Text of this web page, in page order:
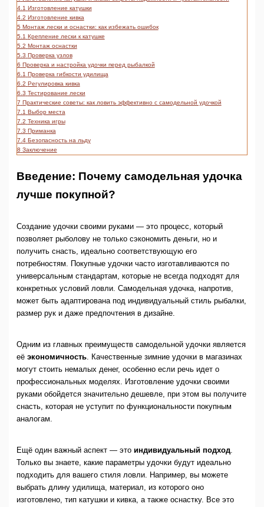
4.1 Изготовление катушки
4.2 Изготовление кивка
5 Монтаж лески и оснастки: как избежать ошибок
5.1 Крепление лески к катушке
5.2 Монтаж оснастки
5.3 Проверка узлов
6 Проверка и настройка удочки перед рыбалкой
6.1 Проверка гибкости удилища
6.2 Регулировка кивка
6.3 Тестирование лески
7 Практические советы: как ловить эффективно с самодельной удочкой
7.1 Выбор места
7.2 Техника игры
7.3 Приманка
7.4 Безопасность на льду
8 Заключение
Введение: Почему самодельная удочка
лучше покупной?
Создание удочки своими руками — это процесс, который
позволяет рыболову не только сэкономить деньги, но и
получить снасть, идеально соответствующую его
потребностям. Покупные удочки часто изготавливаются по
универсальным стандартам, которые не всегда подходят для
конкретных условий ловли. Самодельная удочка, напротив,
может быть адаптирована под индивидуальный стиль рыбалки,
размер рук и даже предпочтения в дизайне.
Одним из главных преимуществ самодельной удочки является
её экономичность. Качественные зимние удочки в магазинах
могут стоить немалых денег, особенно если речь идет о
профессиональных моделях. Изготовление удочки своими
руками обойдется значительно дешевле, при этом вы получите
снасть, которая не уступит по функциональности покупным
аналогам.
Ещё один важный аспект — это индивидуальный подход.
Только вы знаете, какие параметры удочки будут идеально
подходить для вашего стиля ловли. Например, вы можете
выбрать длину удилища, материал, из которого оно
изготовлено, тип катушки и кивка, а также оснастку. Все это